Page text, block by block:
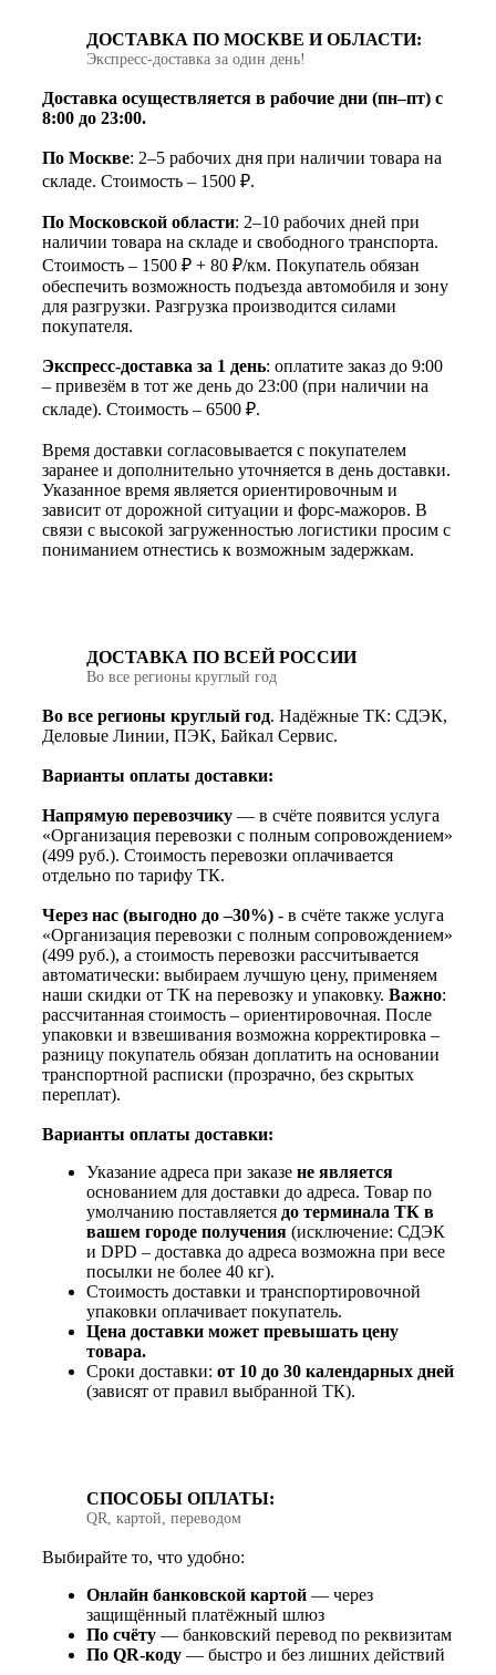
ДОСТАВКА ПО МОСКВЕ И ОБЛАСТИ:
Экспресс‑доставка за один день!
Доставка осуществляется в рабочие дни (пн–пт) с
8:00 до 23:00.
По Москве: 2–5 рабочих дня при наличии товара на
складе. Стоимость – 1500 ₽.
По Московской области: 2–10 рабочих дней при
наличии товара на складе и свободного транспорта.
Стоимость – 1500 ₽ + 80 ₽/км. Покупатель обязан
обеспечить возможность подъезда автомобиля и зону
для разгрузки. Разгрузка производится силами
покупателя.
Экспресс-доставка за 1 день: оплатите заказ до 9:00
– привезём в тот же день до 23:00 (при наличии на
складе). Стоимость – 6500 ₽.
Время доставки согласовывается с покупателем
заранее и дополнительно уточняется в день доставки.
Указанное время является ориентировочным и
зависит от дорожной ситуации и форс-мажоров. В
связи с высокой загруженностью логистики просим с
пониманием отнестись к возможным задержкам.
ДОСТАВКА ПО ВСЕЙ РОССИИ
Во все регионы круглый год
Во все регионы круглый год. Надёжные ТК: СДЭК,
Деловые Линии, ПЭК, Байкал Сервис.
Варианты оплаты доставки:
Напрямую перевозчику — в счёте появится услуга
«Организация перевозки с полным сопровождением»
(499 руб.). Стоимость перевозки оплачивается
отдельно по тарифу ТК.
Через нас (выгодно до –30%) - в счёте также услуга
«Организация перевозки с полным сопровождением»
(499 руб.), а стоимость перевозки рассчитывается
автоматически: выбираем лучшую цену, применяем
наши скидки от ТК на перевозку и упаковку. Важно:
рассчитанная стоимость – ориентировочная. После
упаковки и взвешивания возможна корректировка –
разницу покупатель обязан доплатить на основании
транспортной расписки (прозрачно, без скрытых
переплат).
Варианты оплаты доставки:
Указание адреса при заказе не является
основанием для доставки до адреса. Товар по
умолчанию поставляется до терминала ТК в
вашем городе получения (исключение: СДЭК
и DPD – доставка до адреса возможна при весе
посылки не более 40 кг).
Стоимость доставки и транспортировочной
упаковки оплачивает покупатель.
Цена доставки может превышать цену
товара.
Сроки доставки: от 10 до 30 календарных дней
(зависят от правил выбранной ТК).
СПОСОБЫ ОПЛАТЫ:
QR, картой, переводом
Выбирайте то, что удобно:
Онлайн банковской картой — через
защищённый платёжный шлюз
По счёту — банковский перевод по реквизитам
По QR‑коду — быстро и без лишних действий